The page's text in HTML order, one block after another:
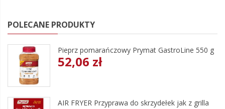
POLECANE PRODUKTY
Pieprz pomarańczowy Prymat GastroLine 550 g
52,06 zł
AIR FRYER Przyprawa do skrzydełek jak z grilla